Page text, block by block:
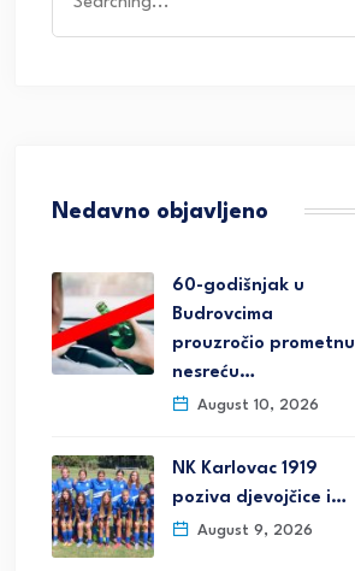
for:
Nedavno objavljeno
60-godišnjak u
Budrovcima
prouzročio prometnu
nesreću…
August 10, 2026
NK Karlovac 1919
poziva djevojčice i…
August 9, 2026